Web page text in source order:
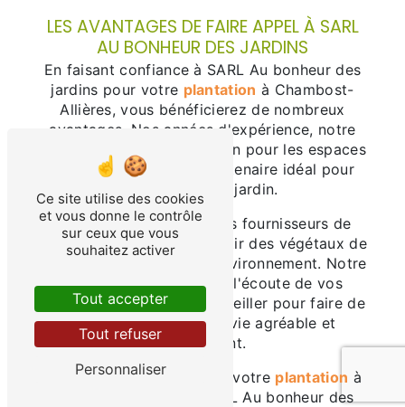
LES AVANTAGES DE FAIRE APPEL À SARL
AU BONHEUR DES JARDINS
En faisant confiance à SARL Au bonheur des
jardins pour votre plantation à Chambost-
Allières, vous bénéficierez de nombreux
avantages. Nos années d'expérience, notre
savoir-faire et notre passion pour les espaces
verts font de nous le partenaire idéal pour
sublimer votre jardin.
Nous travaillons avec des fournisseurs de
confiance pour vous garantir des végétaux de
qualité, adaptés à votre environnement. Notre
équipe est également à l'écoute de vos
besoins et saura vous conseiller pour faire de
votre jardin un lieu de vie agréable et
ressourçant.
Ne cherchez plus, confiez votre plantation à
Chambost-Allières à SARL Au bonheur des
Ce site utilise des cookies
et vous donne le contrôle
sur ceux que vous
souhaitez activer
Tout accepter
Tout refuser
Personnaliser